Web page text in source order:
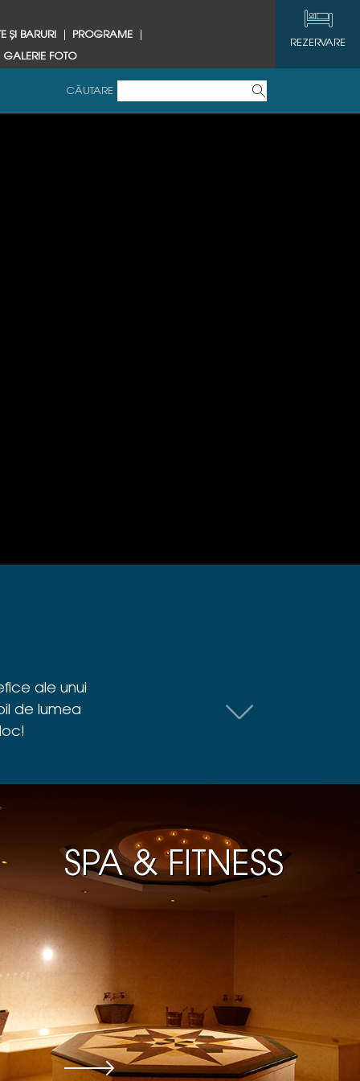
REZERVARE
ȘI BARURI PROGRAME
GALERIE FOTO
CĂUTARE
ale unui
de lumea
SPA & FITNESS